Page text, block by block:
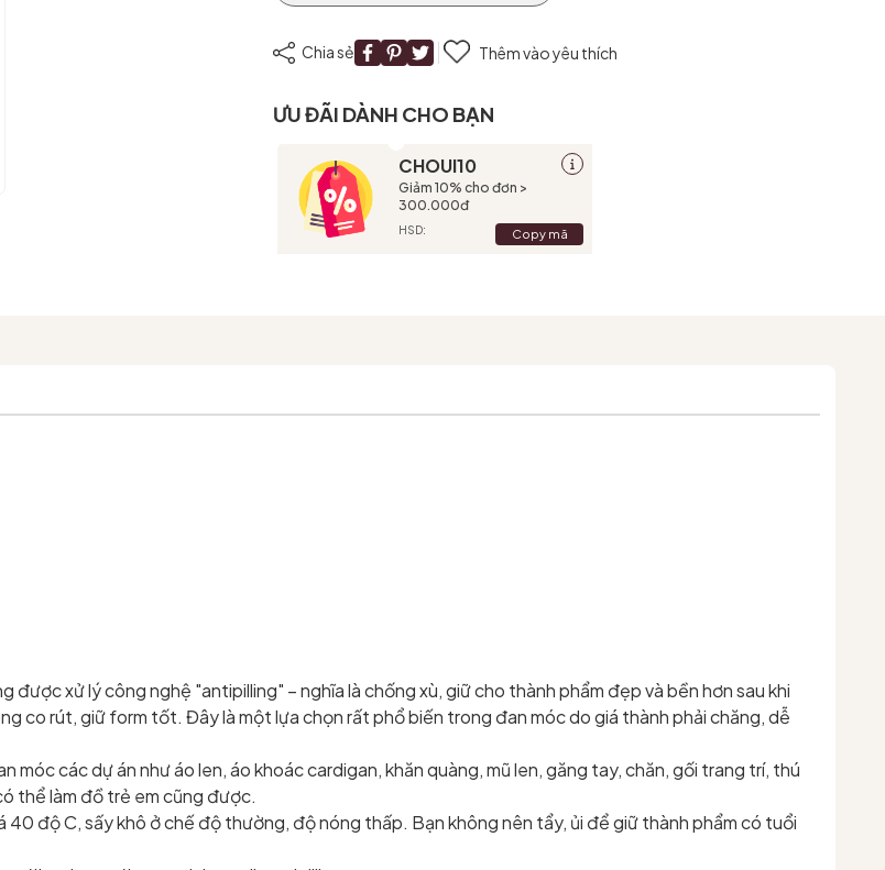
Chia sẻ Thêm vào yêu thích
ƯU ĐÃI DÀNH CHO BẠN
CHOUI10
Giảm 10% cho đơn >
300.000đ
HSD: Copy mã
được xử lý công nghệ "antipilling" – nghĩa là chống xù, giữ cho thành phẩm đẹp và bền hơn sau khi
co rút, giữ form tốt. Đây là một lựa chọn rất phổ biến trong đan móc do giá thành phải chăng, dễ
các dự án như áo len, áo khoác cardigan, khăn quàng, mũ len, găng tay, chăn, gối trang trí, thú
thể làm đồ trẻ em cũng được.
độ C, sấy khô ở chế độ thường, độ nóng thấp. Bạn không nên tẩy, ủi để giữ thành phẩm có tuổi